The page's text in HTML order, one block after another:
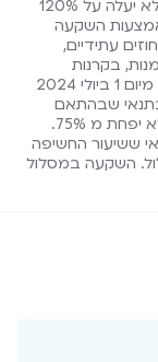
מנכסי המסלול. שיעור החשיפה הכולל במסלול לא יעלה על 120%
השקעה
עתידיים,
בקרנות
השקעה ובקרנות השקעה המתמחות בחוב. החל מיום 1 ביולי 2024
שבהתאם
למדיניות ההשקעה שלהן, שיעור החשיפה לחוב לא יפחת מ 75%.
ששיעור החשיפה
120% מנכסי המסלול. השקעה במסלול